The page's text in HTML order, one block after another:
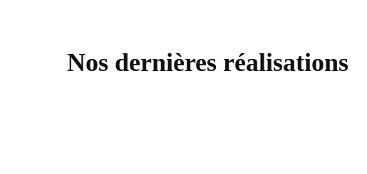
Nos dernières réalisations